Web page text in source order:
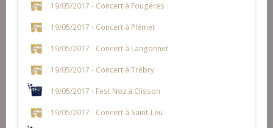
19/05/2017 - Concert à Fougères
19/05/2017 - Concert à Plémet
19/05/2017 - Concert à Langonnet
19/05/2017 - Concert à Trébry
19/05/2017 - Fest Noz à Clisson
19/05/2017 - Concert à Saint-Leu